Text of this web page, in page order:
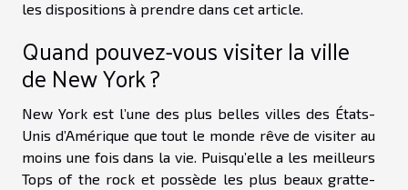
les dispositions à prendre dans cet article.
Quand pouvez-vous visiter la ville
de New York ?
New York est l’une des plus belles villes des États-
Unis d’Amérique que tout le monde rêve de visiter au
moins une fois dans la vie. Puisqu’elle a les meilleurs
Tops of the rock et possède les plus beaux gratte-